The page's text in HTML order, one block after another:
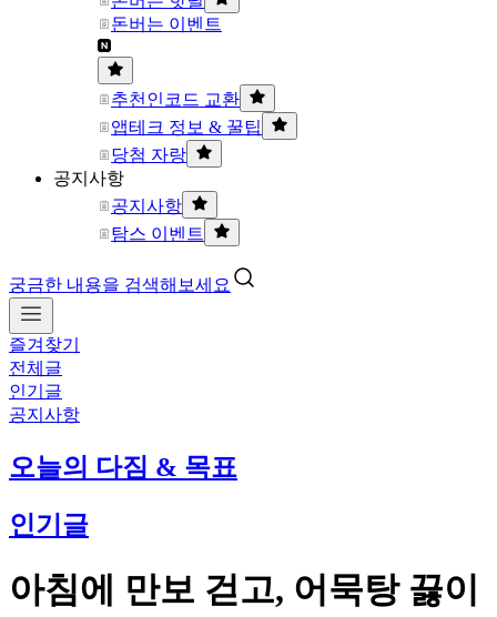
돈버는 이벤트
추천인코드 교환
앱테크 정보 & 꿀팁
당첨 자랑
공지사항
공지사항
탐스 이벤트
궁금한 내용을 검색해보세요
즐겨찾기
전체글
인기글
공지사항
오늘의 다짐 & 목표
인기글
아침에 만보 걷고, 어묵탕 끓이